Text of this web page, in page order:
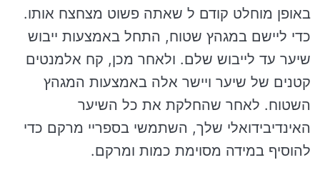
באופן מוחלט קודם ל שאתה פשוט מצחצח אותו.
כדי ליישם במגהץ שטוח, התחל באמצעות ייבוש
שיער עד לייבוש שלם. ולאחר מכן, קח אלמנטים
קטנים של שיער ויישר אלה באמצעות המגהץ
השטוח. לאחר שהחלקת את כל השיער
האינדיבידואלי שלך, השתמשי בספריי מרקם כדי
להוסיף במידה מסוימת כמות ומרקם.